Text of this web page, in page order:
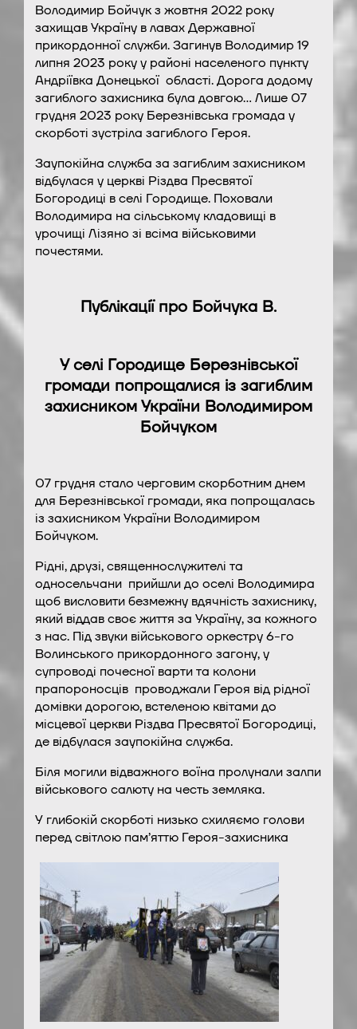
Володимир Бойчук з жовтня 2022 року
захищав Україну в лавах Державної
прикордонної служби. Загинув Володимир 19
липня 2023 року у районі населеного пункту
Андріївка Донецької області. Дорога додому
загиблого захисника була довгою… Лише 07
грудня 2023 року Березнівська громада у
скорботі зустріла загиблого Героя.
Заупокійна служба за загиблим захисником
відбулася у церкві Різдва Пресвятої
Богородиці в селі Городище. Поховали
Володимира на сільському кладовищі в
урочищі Лізяно зі всіма військовими
почестями.
Публікації про Бойчука В.
У селі Городище Березнівської
громади попрощалися із загиблим
захисником України Володимиром
Бойчуком
07 грудня стало черговим скорботним днем
для Березнівської громади, яка попрощалась
із захисником України Володимиром
Бойчуком.
Рідні, друзі, священнослужителі та
односельчани прийшли до оселі Володимира
щоб висловити безмежну вдячність захиснику,
який віддав своє життя за Україну, за кожного
з нас. Під звуки військового оркестру 6-го
Волинського прикордонного загону, у
супроводі почесної варти та колони
прапороносців проводжали Героя від рідної
домівки дорогою, встеленою квітами до
місцевої церкви Різдва Пресвятої Богородиці,
де відбулася заупокійна служба.
Біля могили відважного воїна пролунали залпи
військового салюту на честь земляка.
У глибокій скорботі низько схиляємо голови
перед світлою пам’яттю Героя-захисника